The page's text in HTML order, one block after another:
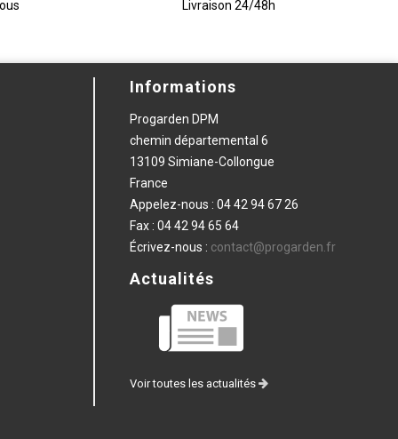
Livraison 24/48h
Informations
Progarden DPM
chemin départemental 6
13109 Simiane-Collongue
France
Appelez-nous : 04 42 94 67 26
Fax : 04 42 94 65 64
Écrivez-nous : contact@progarden.fr
Actualités
Voir toutes les actualités